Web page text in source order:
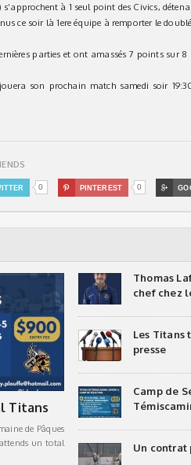
à 1 seul point des Civics,
ce soir là 1ere équipe à remporter le
parties et ont amassés 7 points sur
son prochain match samedi soir
0  PINTEREST 0 
Titans
de Pâques
un total
Thomas
chef chez
Les Titans
presse
Camp de
Un contrat